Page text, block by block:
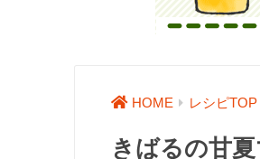
HOME レシピTOP
きばるの甘